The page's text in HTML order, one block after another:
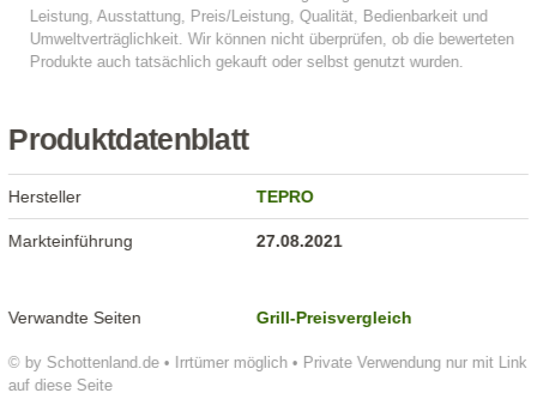
Produktdatenblatt
© by Schottenland.de • Irrtümer möglich • Private Verwendung nur mit Link
auf diese Seite
Hersteller TEPRO
Markteinführung 27.08.2021
Verwandte Seiten Grill-Preisvergleich